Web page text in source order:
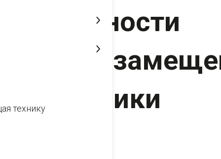
технику
актуальности
для техники